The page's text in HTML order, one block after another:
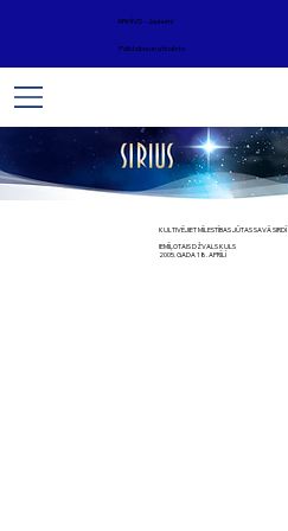
Palīdzība un atbalsts
ARHĪVS - Jaunumi
KULTIVĒJIET MĪLESTĪBAS JŪTAS SAVĀ SIRDĪ
IEMĪĻOTAIS DŽVALS KULS
2005. GADA 18. APRĪLĪ